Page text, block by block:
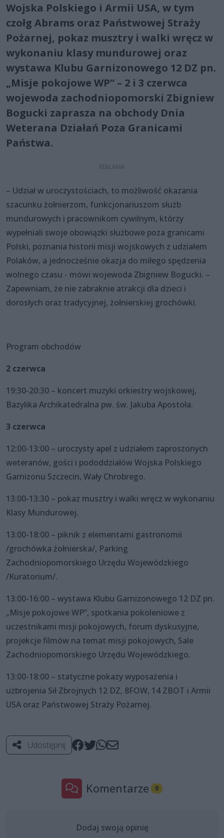
Wojska Polskiego i Armii USA, w tym
czołg Abrams oraz Państwowej Straży
Pożarnej, pokaz musztry i walki wręcz w
wykonaniu klasy mundurowej oraz
wystawa Klubu Garnizonowego 12 DZ pn.
„Misje pokojowe WP” – 2 i 3 czerwca
wojewoda zachodniopomorski Zbigniew
Bogucki zaprasza na obchody Dnia
Weterana Działań Poza Granicami
Państwa.
– Udział w uroczystościach, to możliwość okazania
szacunku żołnierzom, funkcjonariuszom służb
mundurowych i pracownikom cywilnym, którzy
wypełniali swoje obowiązki służbowe poza granicami
Polski, poznania historii misji wojskowych z udziałem
Polaków, a jednocześnie okazja do miłego spędzenia
wolnego czasu - mówi wojewoda Zbigniew Bogucki. –
Zapewniam, że nie zabraknie atrakcji dla dzieci i
dorosłych oraz tradycyjnej, żołnierskiej grochówki.
Program obchodów
2 czerwca
19:30-20:30 – koncert muzyki orkiestry wojskowej,
Bazylika Archikatedralna pw. św. Jakuba Apostoła.
3 czerwca
12:00-13:00 – uroczysty apel z udziałem zaproszonych
weteranów, gości i pododdziałów Wojska Polskiego
Garnizonu Szczecin, Wały Chrobrego.
13:00-13:30 – pokaz musztry i walki wręcz w wykonaniu
Klasy Mundurowej.
13:00-18:00 – piknik z elementami gastronomii
/grochówka żołnierska/, Parking
Zachodniopomorskiego Urzędu Wojewódzkiego
/Kuratorium/.
13:00-16:00 – wystawa Klubu Garnizonowego 12 DZ pn.
„Misje pokojowe WP”, spotkania pokoleniowe z
uczestnikami misji pokojowych, forum dyskusyjne,
projekcje filmów na temat misji pokojowych, Sale
Zachodniopomorskiego Urzędu Wojewódzkiego.
13:00-18:00 – statyczne pokazy wyposażenia i
uzbrojenia Sił Zbrojnych 12 DZ, 8FOW, 14 ZBOT i Armii
USA oraz Państwowej Straży Pożarnej.
Udostępnij
Komentarze 0
Dodaj swoją opinię